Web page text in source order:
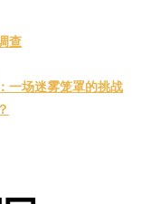
查
一场迷雾笼罩的挑战